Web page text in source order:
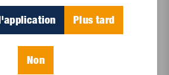
Plus tard
Non